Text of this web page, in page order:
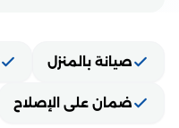
صيانة بالمنزل
ضمان على الإصلاح